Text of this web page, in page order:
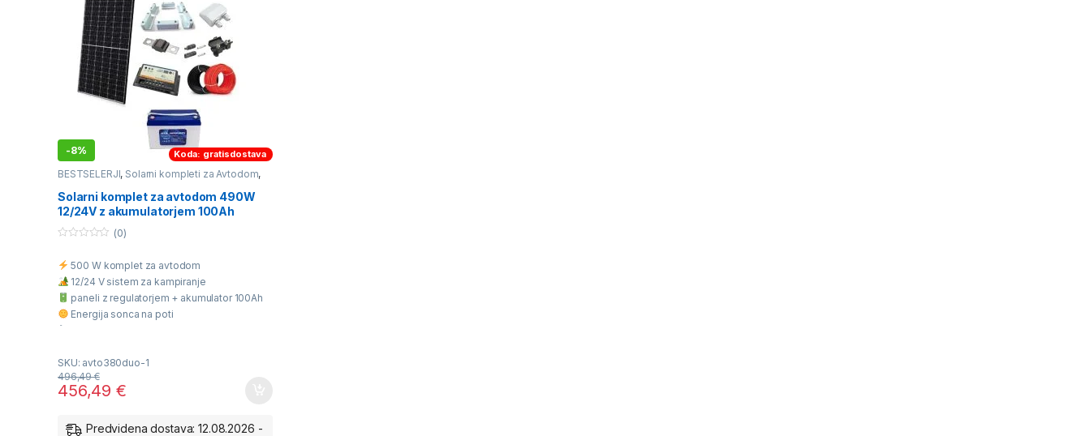
-8% Koda: gratisdostava
BESTSELERJI, Solarni kompleti za Avtodom,
Solarni kompleti za Navtiko
Solarni komplet za avtodom 490W
12/24V z akumulatorjem 100Ah
u
o
f
5
(0)
500 W komplet za avtodom
12/24 V sistem za kampiranje
paneli z regulatorjem + akumulator 100Ah
Energija sonca na poti
SKU: avto380duo-1
456,49€
496,49€
Predvidena dostava: 12.08.2026 -